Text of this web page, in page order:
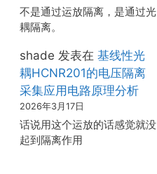
不是通过运放隔离，是通过光
耦隔离。
shade 发表在 基线性光
耦HCNR201的电压隔离
采集应用电路原理分析
2026年3月17日
话说用这个运放的话感觉就没
起到隔离作用